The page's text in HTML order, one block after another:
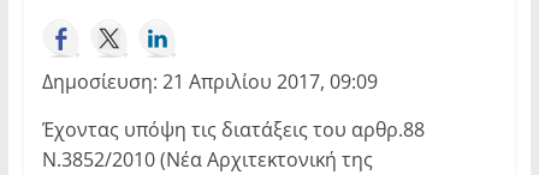
Δημοσίευση: 21 Απριλίου 2017, 09:09
Έχοντας υπόψη τις διατάξεις του αρθρ.88
Ν.3852/2010 (Νέα Αρχιτεκτονική της